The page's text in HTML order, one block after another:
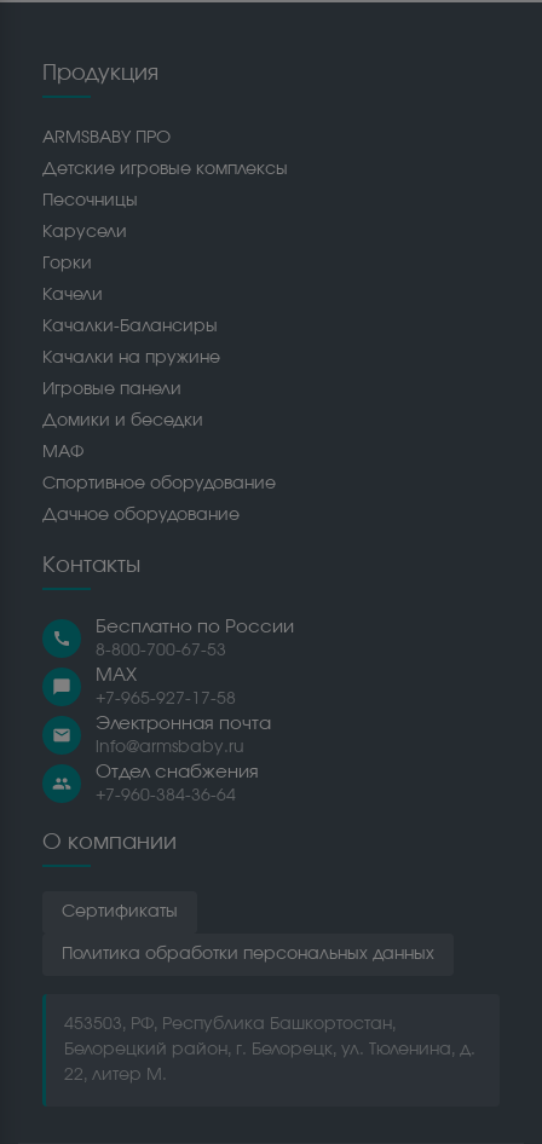
Продукция
ARMSBABY ПРО
Детские игровые комплексы
Песочницы
Карусели
Горки
Качели
Качалки-Балансиры
Качалки на пружине
Игровые панели
Домики и беседки
МАФ
Спортивное оборудование
Дачное оборудование
Контакты
call
Бесплатно по России
8-800-700-67-53
chat_bubble
MAX
+7-965-927-17-58
email
Электронная почта
info@armsbaby.ru
people
Отдел снабжения
+7-960-384-36-64
О компании
Сертификаты
Политика обработки персональных данных
453503, РФ, Республика Башкортостан,
Белорецкий район, г. Белорецк, ул. Тюленина, д.
22, литер М.